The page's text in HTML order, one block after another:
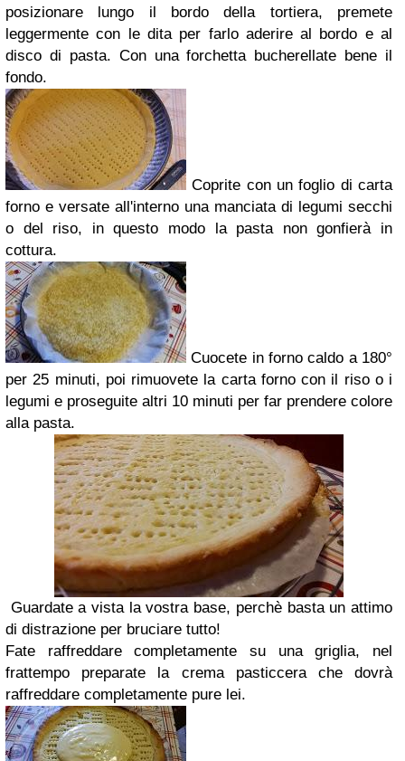
posizionare lungo il bordo della tortiera, premete
leggermente con le dita per farlo aderire al bordo e al
disco di pasta. Con una forchetta bucherellate bene il
fondo.
Coprite con un foglio di carta
forno e versate all'interno una manciata di legumi secchi
o del riso, in questo modo la pasta non gonfierà in
cottura.
Cuocete in forno caldo a 180°
per 25 minuti, poi rimuovete la carta forno con il riso o i
legumi e proseguite altri 10 minuti per far prendere colore
alla pasta.
Guardate a vista la vostra base, perchè basta un attimo
di distrazione per bruciare tutto!
Fate raffreddare completamente su una griglia, nel
frattempo preparate la crema pasticcera che dovrà
raffreddare completamente pure lei.